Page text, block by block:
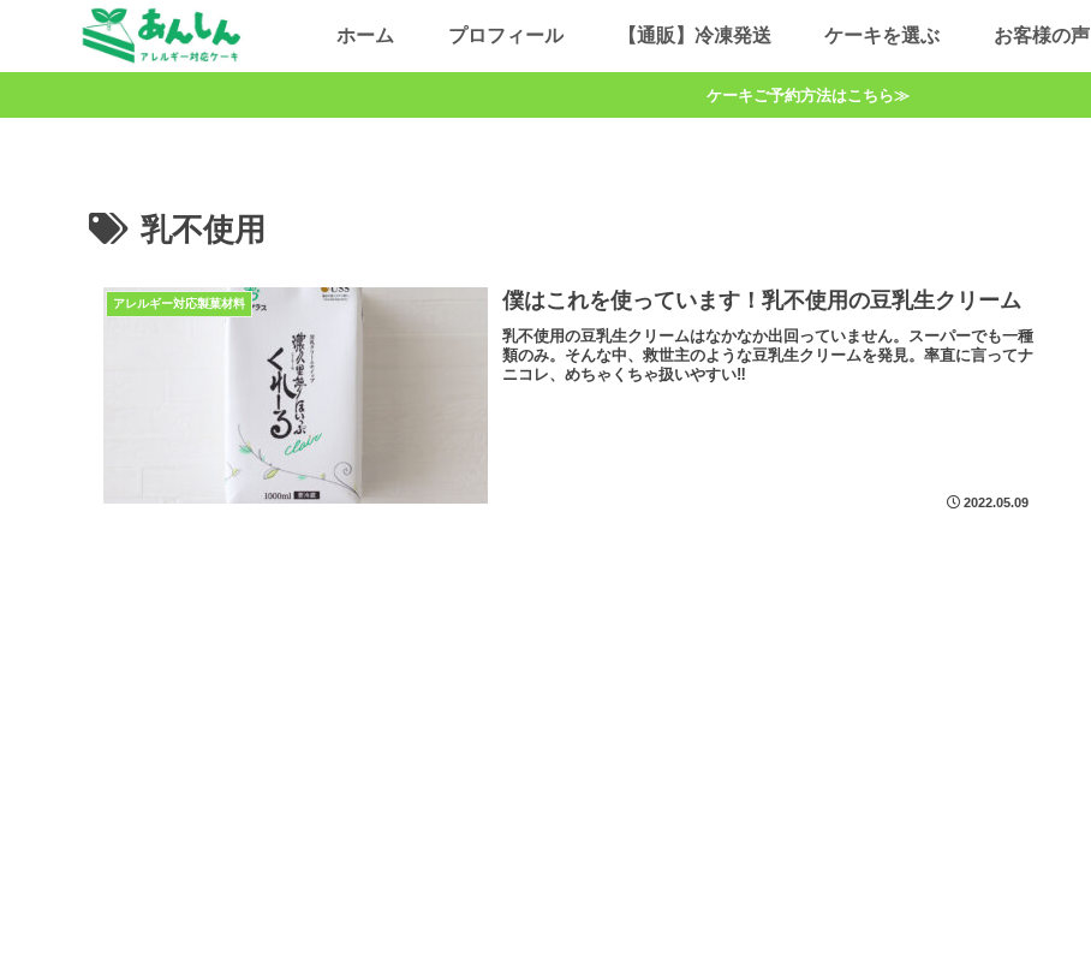
ホーム プロフィール 【通販】冷凍発送 ケーキを選ぶ お客様の声
ケーキご予約方法はこちら≫
乳不使用
アレルギー対応製菓材料 僕はこれを使っています！乳不使用の豆乳生クリーム
乳不使用の豆乳生クリームはなかなか出回っていません。スーパーでも一種
類のみ。そんな中、救世主のような豆乳生クリームを発見。率直に言ってナ
ニコレ、めちゃくちゃ扱いやすい‼
2022.05.09